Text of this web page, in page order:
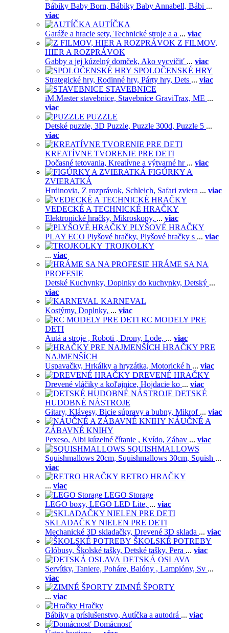
Bábiky Baby Born, Bábiky Baby Annabell, Bábi ...
viac
AUTÍČKA
Garáže a hracie sety, Technické stroje a a ... viac
Z FILMOV,
HIER A ROZPRÁVOK
Gabby a jej kúzelný domček, Ako vycvičiť ... viac
SPOLOČENSKÉ HRY
Strategické hry, Rodinné hry, Párty hry, Dets ... viac
STAVEBNICE
iM.Master stavebnice, Stavebnice GraviTrax, ME ...
viac
PUZZLE
Detské puzzle, 3D Puzzle, Puzzle 300d, Puzzle 5 ...
viac
KREATÍVNE TVORENIE PRE DETI
Dočasné tetovania, Kreatívne a výtvarné hr ... viac
FIGÚRKY A
ZVIERATKÁ
Hrdinovia, Z rozprávok, Schleich, Safari zviera ... viac
VEDECKÉ A TECHNICKÉ HRAČKY
Elektronické hračky, Mikroskopy, ... viac
PLYŠOVÉ HRAČKY
PLAY ECO Plyšové hračky, Plyšové hračky s ... viac
TROJKOLKY
... viac
HRÁME SA NA
PROFESIE
Detské Kuchynky, Doplnky do kuchynky, Detský ...
viac
KARNEVAL
Kostýmy, Doplnky, ... viac
RC MODELY PRE
DETI
Autá a stroje , Roboti , Drony, Lode, ... viac
HRAČKY PRE
NAJMENŠÍCH
Uspavačky, Hrkálky a hryzátka, Motorické h ... viac
DREVENÉ HRAČKY
Drevené vláčiky a koľajnice, Hojdacie ko ... viac
DETSKÉ
HUDOBNÉ NÁSTROJE
Gitary, Klávesy, Bicie súpravy a bubny, Mikrof ... viac
NÁUČNÉ A
ZÁBAVNÉ KNIHY
Pexeso, Albi kúzelné čítanie , Kvído, Zábav ... viac
SQUISHMALLOWS
Squishmallows 20cm, Squishmallows 30cm, Squish ...
viac
RETRO HRAČKY
... viac
LEGO Storage
LEGO boxy, LEGO LED Lite, ... viac
SKLADAČKY NIELEN PRE DETI
Mechanické 3D skladačky, Drevené 3D sklada ... viac
ŠKOLSKÉ POTREBY
Glóbusy, Školské tašky, Detské tašky, Pera ... viac
DETSKÁ OSLAVA
Servítky, Taniere, Poháre, Balóny , Lampióny, Sv ...
viac
ZIMNÉ ŠPORTY
... viac
Hračky
Bábiky a príslušenstvo, Autíčka a autodrá ... viac
Domácnosť